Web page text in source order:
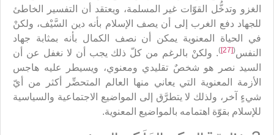
الغزو وتدخُّل القوّات غير المسلمة، ويعتقد أن التفسير الخاطئ
للجهاد دفع الغرب إلى أن يصف الإسلام بأنه دين السَّيْف، ولكنْ
في الحياة المعنوية يمكن أن نصف الكمال بأنه بمثابة جهاد
النفس(
[27]
). ولكنْ بالرغم من كلّ ذلك يجب أن لا نغفل عن أن
السيد نصر هو شخصٌ تقليدي ومعنوي، ويسيطر عليه هاجس
الأزمة المعنوية التي يعاني منها العالم المتحضِّر أكثر من أيّ
شيءٍ آخر، ولذلك لا يتطرَّق إلى المواضيع الاجتماعية والسياسية
للإسلام بقوّة اهتمامه بالمواضيع المعنوية.